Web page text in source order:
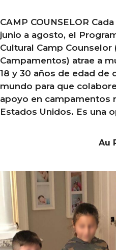
CAMP COUNSELOR
junio a agosto, el
Cultural Camp Counselor
Campamentos) atrae a
18 y 30 años de edad de
mundo para que
apoyo en campamentos
Estados Unidos. Es una
Au